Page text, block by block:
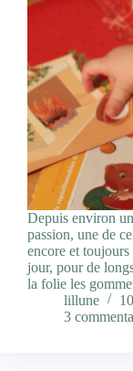
Depuis environ
passion, une de
encore et
jour, pour de
la folie les
lillune
3